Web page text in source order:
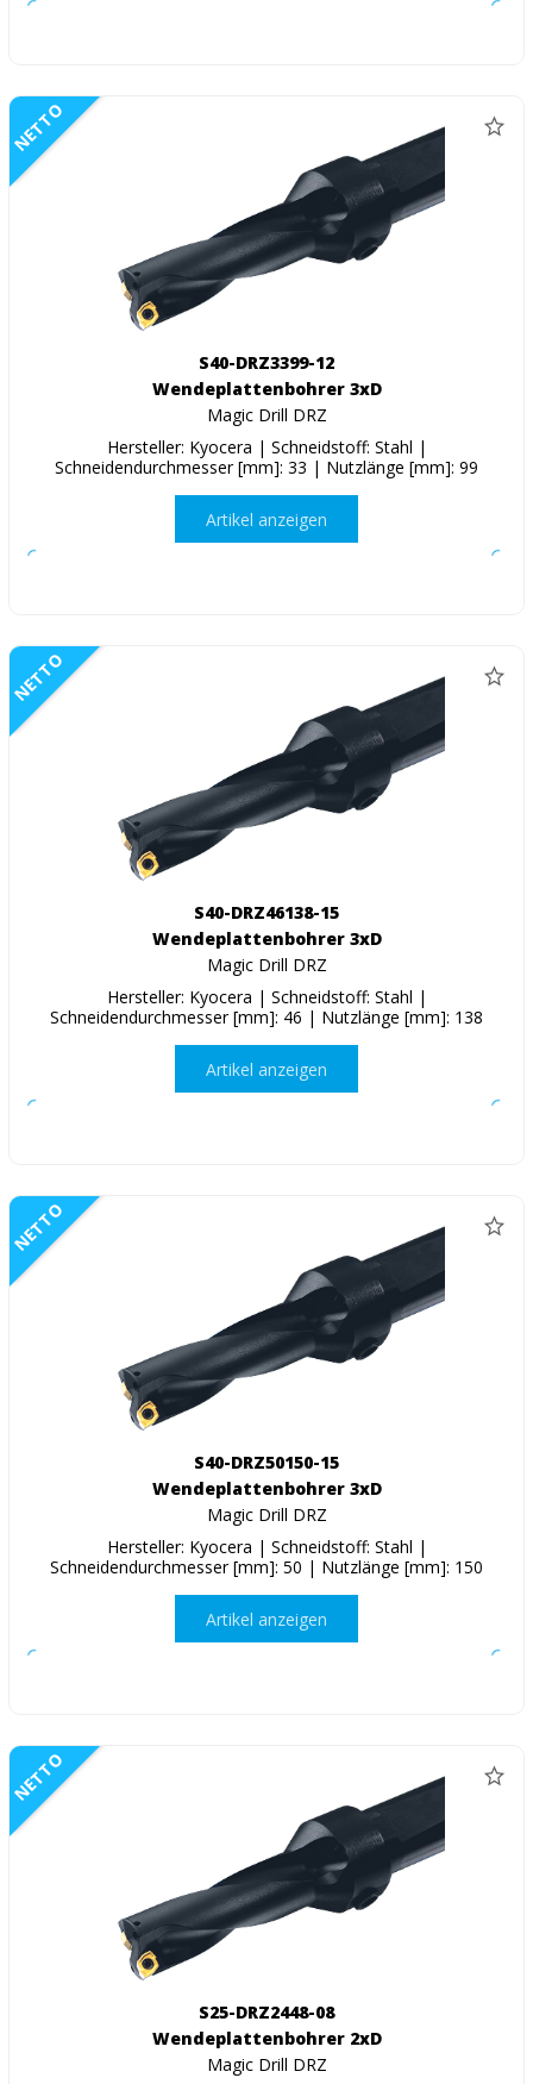
NETTO
S40-DRZ3399-12
Wendeplattenbohrer 3xD
Magic Drill DRZ
Hersteller: Kyocera | Schneidstoff: Stahl |
Schneidendurchmesser [mm]: 33 | Nutzlänge [mm]: 99
Artikel anzeigen
NETTO
S40-DRZ46138-15
Wendeplattenbohrer 3xD
Magic Drill DRZ
Hersteller: Kyocera | Schneidstoff: Stahl |
Schneidendurchmesser [mm]: 46 | Nutzlänge [mm]: 138
Artikel anzeigen
NETTO
S40-DRZ50150-15
Wendeplattenbohrer 3xD
Magic Drill DRZ
Hersteller: Kyocera | Schneidstoff: Stahl |
Schneidendurchmesser [mm]: 50 | Nutzlänge [mm]: 150
Artikel anzeigen
NETTO
S25-DRZ2448-08
Wendeplattenbohrer 2xD
Magic Drill DRZ